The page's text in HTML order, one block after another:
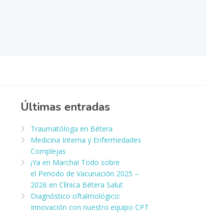
Últimas entradas
Traumatóloga en Bétera
Medicina Interna y Enfermedades
Complejas
¡Ya en Marcha! Todo sobre
el Periodo de Vacunación 2025 –
2026 en Clínica Bétera Salut
Diagnóstico oftalmológico:
Innovación con nuestro equipo CPT